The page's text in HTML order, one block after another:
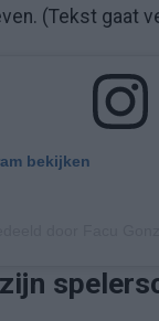
(Tekst gaat
bekijken